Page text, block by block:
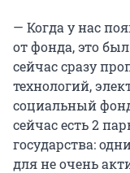
— Когда у нас
от фонда, это
сейчас сразу
технологий,
социальный
сейчас есть 2
государства:
для не очень